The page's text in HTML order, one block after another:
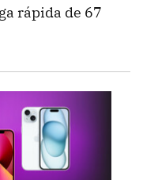
rápida de 67